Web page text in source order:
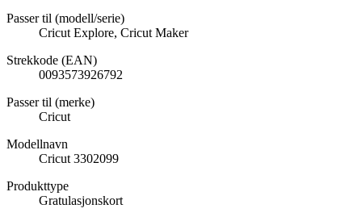
Passer til (modell/serie)
Cricut Explore, Cricut Maker
Strekkode (EAN)
0093573926792
Passer til (merke)
Cricut
Modellnavn
Cricut 3302099
Produkttype
Gratulasjonskort